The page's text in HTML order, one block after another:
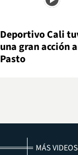
Deportivo Cali
una gran acción
Pasto
MÁS VIDEOS